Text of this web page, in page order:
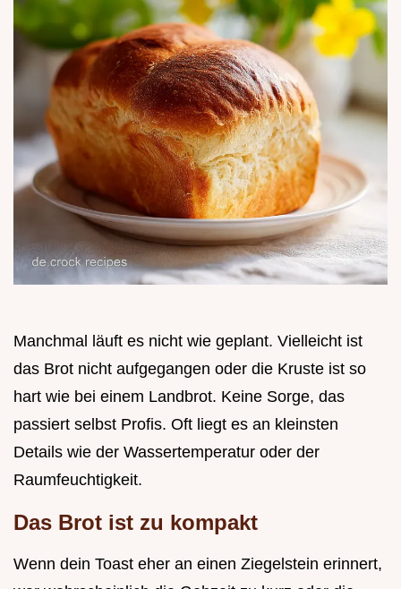
Manchmal läuft es nicht wie geplant. Vielleicht ist
das Brot nicht aufgegangen oder die Kruste ist so
hart wie bei einem Landbrot. Keine Sorge, das
passiert selbst Profis. Oft liegt es an kleinsten
Details wie der Wassertemperatur oder der
Raumfeuchtigkeit.
Das Brot ist zu kompakt
Wenn dein Toast eher an einen Ziegelstein erinnert,